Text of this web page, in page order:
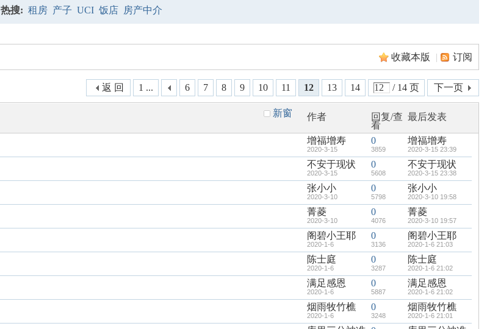
热搜: 租房 产子 UCI 饭店 房产中介
收藏本版 | 订阅
1 ... 6 7 8 9 10 11 12 13 14 / 14 页 下一页
返 回
新窗 作者
回复/查
看
最后发表
增福增寿
2020-3-15
0
3859
增福增寿
2020-3-15 23:39
不安于现状
2020-3-15
0
5608
不安于现状
2020-3-15 23:38
张小小
2020-3-10
0
5798
张小小
2020-3-10 19:58
菁菱
2020-3-10
0
4076
菁菱
2020-3-10 19:57
阁碧小王耶
2020-1-6
0
3136
阁碧小王耶
2020-1-6 21:03
陈士庭
2020-1-6
0
3287
陈士庭
2020-1-6 21:02
满足感恩
2020-1-6
0
5887
满足感恩
2020-1-6 21:02
烟雨牧竹樵
2020-1-6
0
3248
烟雨牧竹樵
2020-1-6 21:01